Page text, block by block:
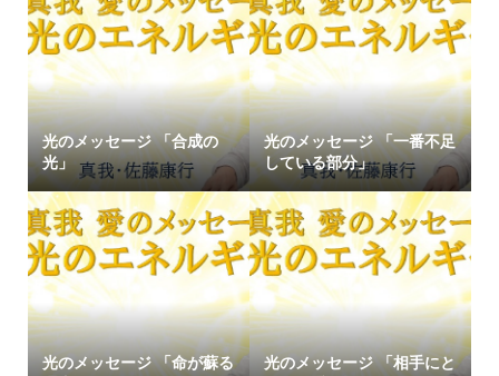
光のメッセージ 「合成の
光」
光のメッセージ 「一番不足
している部分」
光のメッセージ 「命が蘇る
光のメッセージ 「相手にと